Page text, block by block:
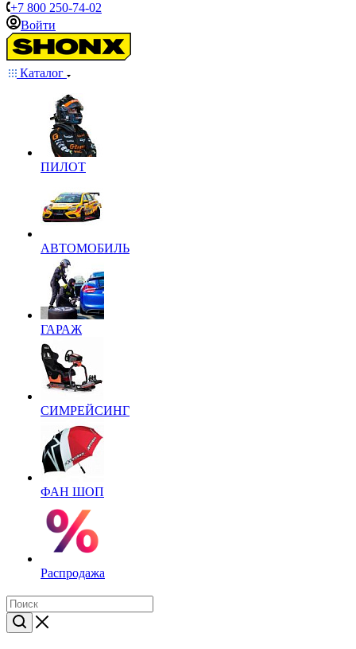
+7 800 250-74-02
Войти
Каталог
ПИЛОТ
АВТОМОБИЛЬ
ГАРАЖ
СИМРЕЙСИНГ
ФАН ШОП
Распродажа